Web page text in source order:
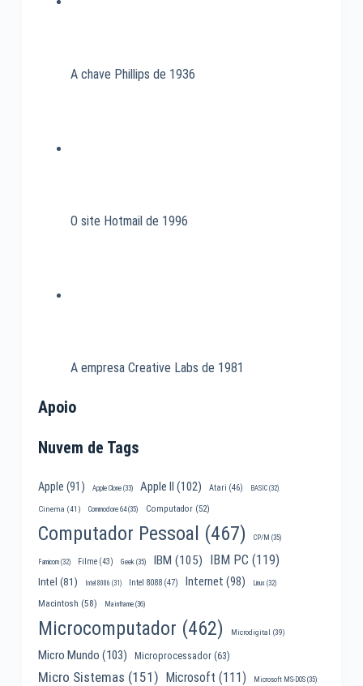
A chave Phillips de 1936
O site Hotmail de 1996
A empresa Creative Labs de 1981
Apoio
Nuvem de Tags
Apple (91) Apple Clone(33) Apple II (102) Atari (46) BASIC(32)
Cinema (41) Commodore 64(35) Computador(52)
Computador Pessoal (467) CP/M (35)
Famicom(32) Filme(43) Geek (35) IBM (105) IBM PC (119)
Intel (81) Intel 8086 (31) Intel 8088(47) Internet (98) Linux(32)
Macintosh (58) Mainframe(36)
Microcomputador (462) Microdigital (39)
Micro Mundo (103) Microprocessador(63)
Micro Sistemas (151) Microsoft (111) Microsoft MS-DOS(35)